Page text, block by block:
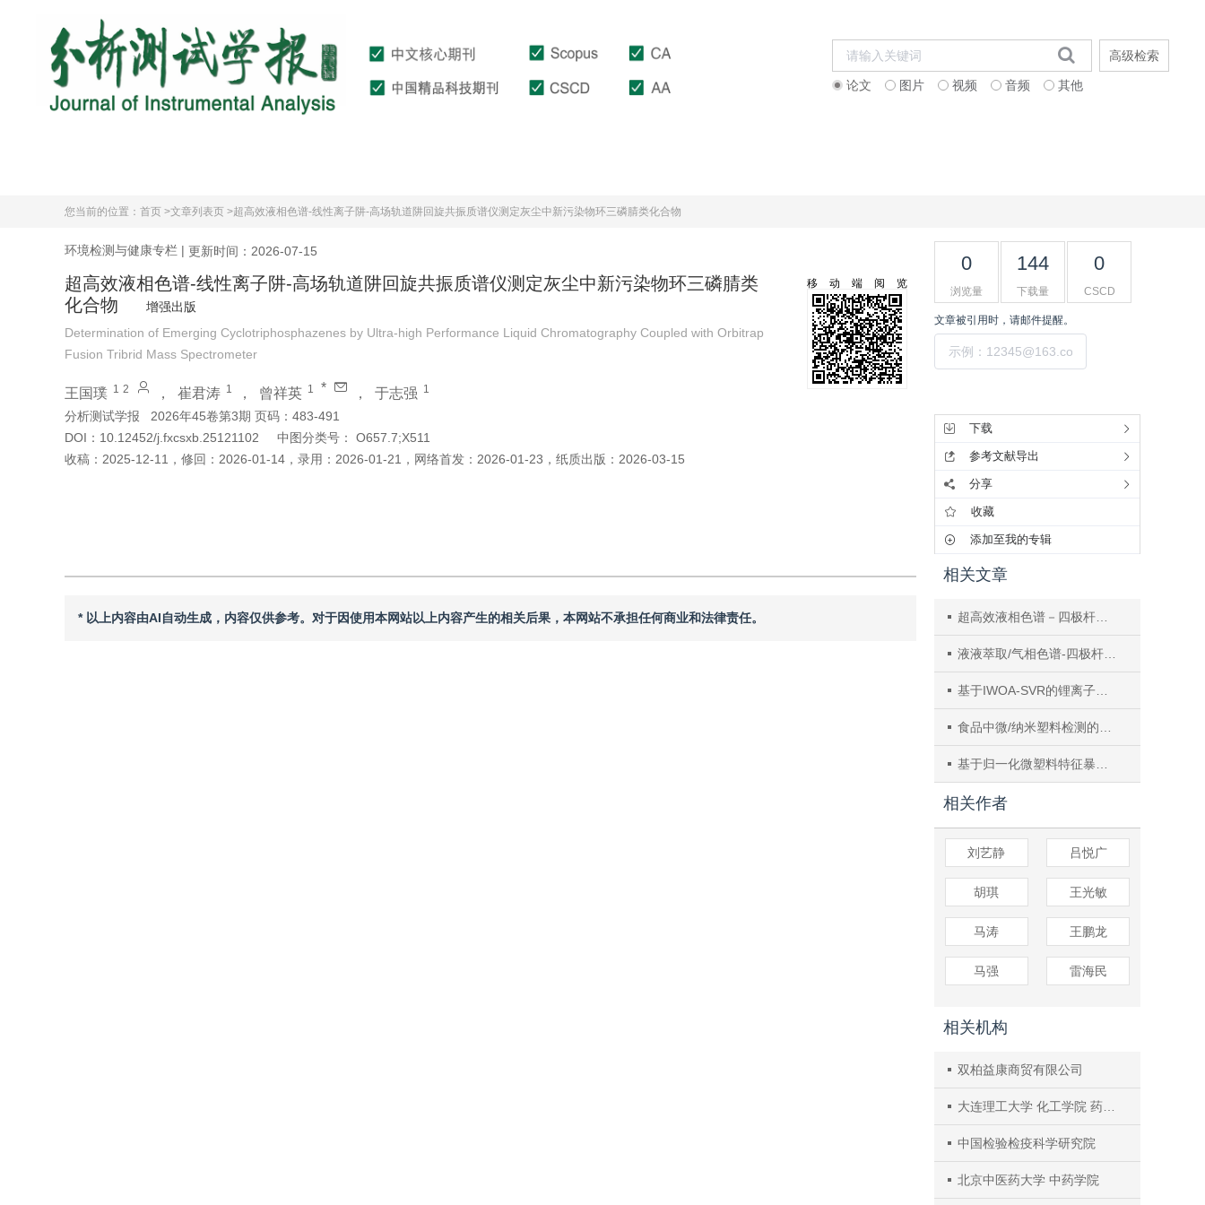
论文 图片 视频 音频 其他
高级检索
您当前的位置： 首页 >文章列表页 >超高效液相色谱-线性离子阱-高场轨道阱回旋共振质谱仪测定灰尘中新污染物环三磷腈类化合物
环境检测与健康专栏 | 更新时间：2026-07-15
超高效液相色谱-线性离子阱-高场轨道阱回旋共振质谱仪测定灰尘中新污染物环三磷腈类
化合物
增强出版
Determination of Emerging Cyclotriphosphazenes by Ultra-high Performance Liquid Chromatography Coupled with Orbitrap
Fusion Tribrid Mass Spectrometer
王国璞 1 2 ， 崔君涛 1 ， 曾祥英 1 * ， 于志强 1
分析测试学报
2026年45卷第3期 页码：483-491
DOI： 10.12452/j.fxcsxb.25121102 中图分类号：
O657.7;X511
收稿： 2025-12-11 ， 修回： 2026-01-14 ， 录用： 2026-01-21 ， 网络首发： 2026-01-23 ， 纸质出版： 2026-03-15
移动端阅览
* 以上内容由AI自动生成，内容仅供参考。对于因使用本网站以上内容产生的相关后果，本网站不承担任何商业和法律责任。
0
浏览量
144
下载量
0
CSCD
文章被引用时，请邮件提醒。
下载
参考文献导出
分享
收藏
添加至我的专辑
相关文章
超高效液相色谱－四极杆－静电场轨道阱高分辨质谱法鉴定白茶和普洱生茶中的化学成分
液液萃取/气相色谱-四极杆静电场轨道阱质谱同时测定饮用水中11种嗅味物质
基于IWOA-SVR的锂离子电池健康状态在线快速检测
食品中微/纳米塑料检测的基质差异化问题及对策研究进展
基于归一化微塑料特征暴露的氧化损伤毒性分析新方法
相关作者
刘艺静 吕悦广
胡琪 王光敏
马涛 王鹏龙
马强 雷海民
相关机构
双柏益康商贸有限公司
大连理工大学 化工学院 药学系
中国检验检疫科学研究院
北京中医药大学 中药学院